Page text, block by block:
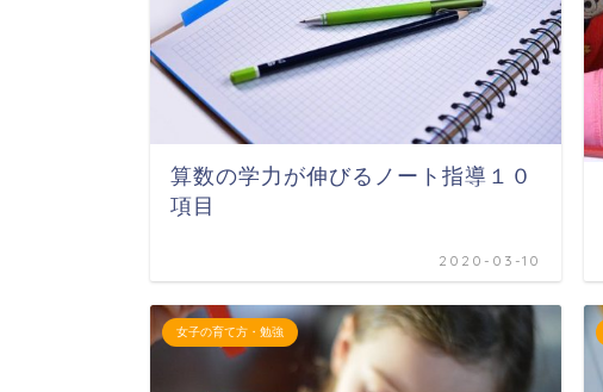
算数の学力が伸びるノート指導１０
項目
2020-03-10
女子の育て方・勉強